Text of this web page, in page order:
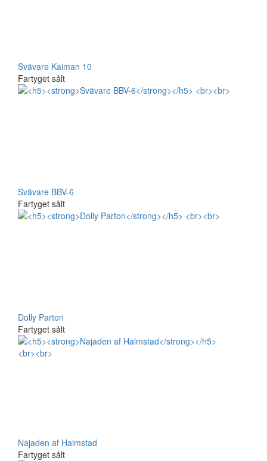
Svävare Kaiman 10
Fartyget sålt
Svävare BBV-6
Fartyget sålt
Dolly Parton
Fartyget sålt
Najaden af Halmstad
Fartyget sålt